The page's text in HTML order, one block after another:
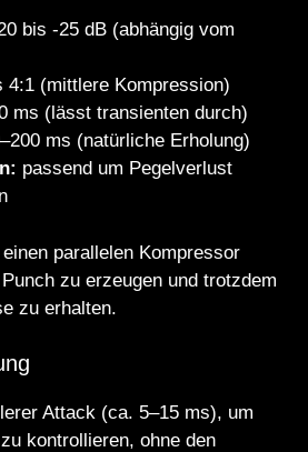
bis -25 dB (abhängig vom
4:1 (mittlere Kompression)
ms (lässt transienten durch)
ms (natürliche Erholung)
passend um Pegelverlust
parallelen Kompressor
zu erzeugen und trotzdem
zu erhalten.
Attack (ca. 5–15 ms), um
kontrollieren, ohne den